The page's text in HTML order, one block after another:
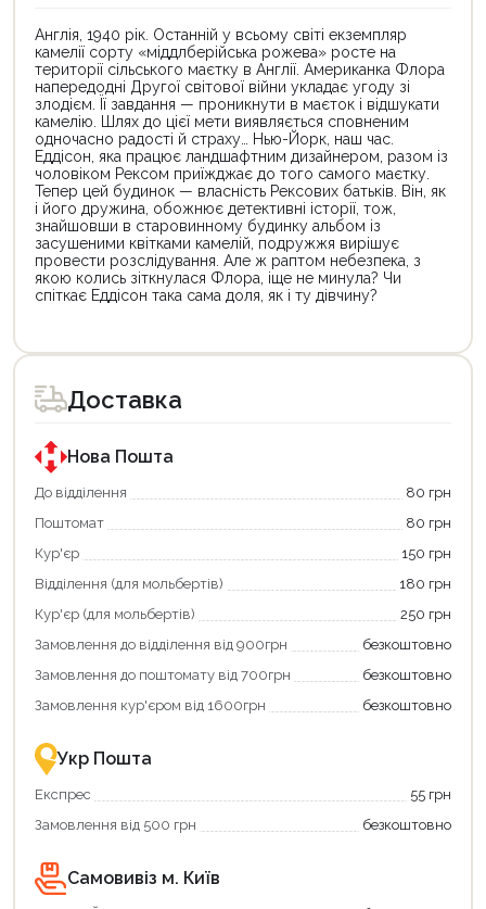
Англія, 1940 рік. Останній у всьому світі екземпляр
камелії сорту «міддлберійська рожева» росте на
території сільського маєтку в Англії. Американка Флора
напередодні Другої світової війни укладає угоду зі
злодієм. Її завдання — проникнути в маєток і відшукати
камелію. Шлях до цієї мети виявляється сповненим
одночасно радості й страху… Нью-Йорк, наш час.
Еддісон, яка працює ландшафтним дизайнером, разом із
чоловіком Рексом приїжджає до того самого маєтку.
Тепер цей будинок — власність Рексових батьків. Він, як
і його дружина, обожнює детективні історії, тож,
знайшовши в старовинному будинку альбом із
засушеними квітками камелій, подружжя вирішує
провести розслідування. Але ж раптом небезпека, з
якою колись зіткнулася Флора, іще не минула? Чи
спіткає Еддісон така сама доля, як і ту дівчину?
товар
для
покупки
державною
програмою
єКнига.
Використовуйте
карту
щоб
зекономити
та
отримати
переваги!
картою
єКнига
–
зручно
та
товар
для
покупки
державною
програмою
«Національний
кешбек».
покупку
«Національний
кешбек»
та
отримуйте
повернення
Економте
більше
разом
державною
підтримкою!
Доставка
Нова Пошта
До відділення
80 грн
Поштомат
80 грн
Кур'єр
150 грн
Відділення (для мольбертів)
180 грн
Кур'єр (для мольбертів)
250 грн
Замовлення до відділення від 900грн
безкоштовно
Замовлення до поштомату від 700грн
безкоштовно
Замовлення кур'єром від 1600грн
безкоштовно
Укр Пошта
Експрес
55 грн
Замовлення від 500 грн
безкоштовно
Самовивіз м. Київ